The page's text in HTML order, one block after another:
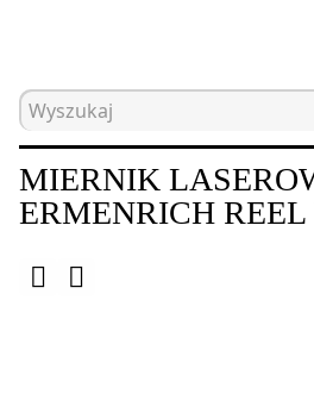
Strona główna
MIERNIK
ERMENRICH REEL